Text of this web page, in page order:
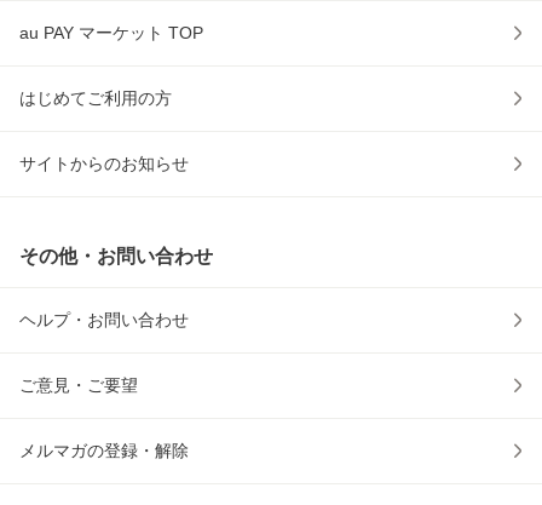
au PAY マーケット TOP
はじめてご利用の方
サイトからのお知らせ
その他・お問い合わせ
ヘルプ・お問い合わせ
ご意見・ご要望
メルマガの登録・解除